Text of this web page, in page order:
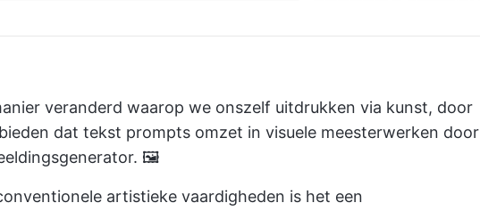
veranderd waarop we onszelf uitdrukken via kunst, door
dat tekst prompts omzet in visuele meesterwerken door
🖼️
artistieke vaardigheden is het een